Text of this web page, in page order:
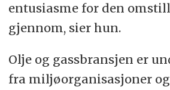
entusiasme for den
gjennom, sier hun.
Olje og gassbransjen er
fra miljøorganisasjoner og